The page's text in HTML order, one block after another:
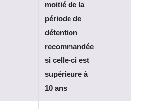
moitié de la
période de
détention
recommandée
si celle-ci est
supérieure à
10 ans